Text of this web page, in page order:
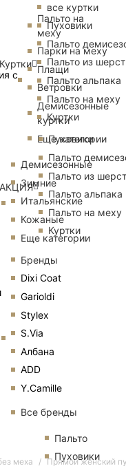
с
Пальто на
меху
Парки на меху
Плащи
Ветровки
Демисезонные
куртки
Еще категории
Демисезонные
Зимние
Итальянские
Кожаные
Еще категории
Бренды
Dixi Coat
Garioldi
Stylex
S.Via
Албана
ADD
Y.Camille
Все бренды
Пальто
Пуховики
Куртки
все куртки
Пуховики
Пальто
Пальто из
Пальто альпака
Пальто на меху
Куртки
АКЦИЯ
Пуховики
Пальто
Пальто из
Пальто альпака
Пальто на меху
Куртки
меха Прямой женский